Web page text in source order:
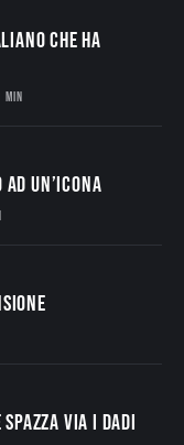
che ha
MIN
un’Icona
via i dadi